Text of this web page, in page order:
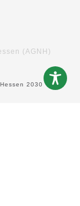
(AGNH)
2030